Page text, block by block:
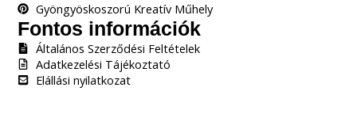
Gyöngyöskoszorú Kreatív Műhely
Fontos információk
Általános Szerződési Feltételek
Adatkezelési Tájékoztató
Elállási nyilatkozat